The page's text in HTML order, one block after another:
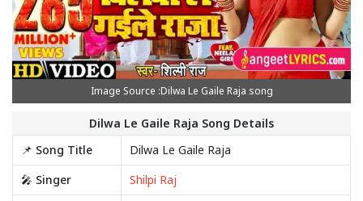
Image Source :Dilwa Le Gaile Raja song
Dilwa Le Gaile Raja Song Details
📌 Song Title
Dilwa Le Gaile Raja
🎤 Singer
Shilpi Raj